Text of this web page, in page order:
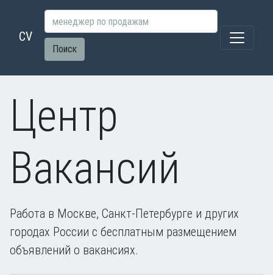
CV
Поиск
Центр
Вакансий
Работа в Москве, Санкт-Петербурге и других
городах России с бесплатным размещением
объявлений о вакансиях.